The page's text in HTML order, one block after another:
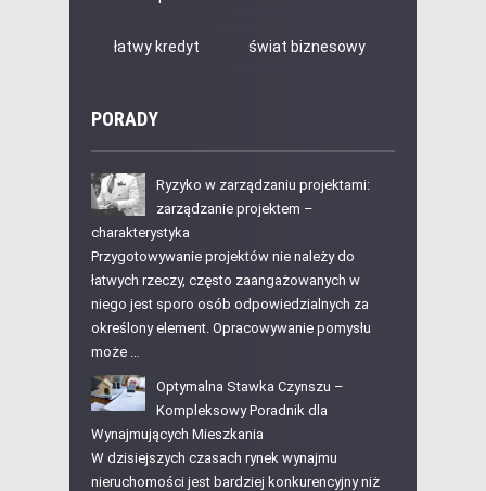
łatwy kredyt świat biznesowy
PORADY
Ryzyko w zarządzaniu projektami:
zarządzanie projektem –
charakterystyka
Przygotowywanie projektów nie należy do
łatwych rzeczy, często zaangażowanych w
niego jest sporo osób odpowiedzialnych za
określony element. Opracowywanie pomysłu
może …
Optymalna Stawka Czynszu –
Kompleksowy Poradnik dla
Wynajmujących Mieszkania
W dzisiejszych czasach rynek wynajmu
nieruchomości jest bardziej konkurencyjny niż